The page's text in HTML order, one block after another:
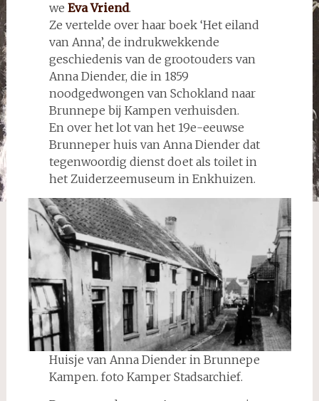
we Eva Vriend.
Ze vertelde over haar boek ‘Het eiland
van Anna’, de indrukwekkende
geschiedenis van de grootouders van
Anna Diender, die in 1859
noodgedwongen van Schokland naar
Brunnepe bij Kampen verhuisden.
En over het lot van het 19e-eeuwse
Brunneper huis van Anna Diender dat
tegenwoordig dienst doet als toilet in
het Zuiderzeemuseum in Enkhuizen.
Huisje van Anna Diender in Brunnepe
Kampen. foto Kamper Stadsarchief.